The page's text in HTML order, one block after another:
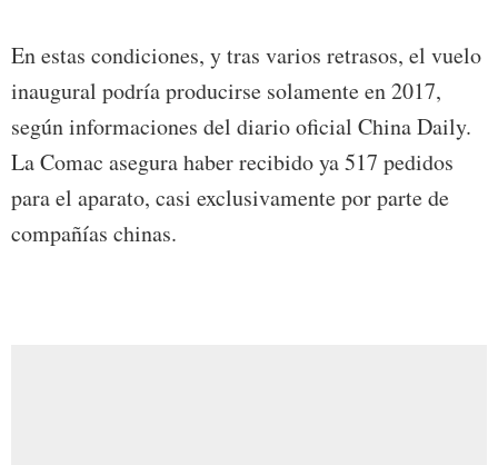
En estas condiciones, y tras varios retrasos, el vuelo
inaugural podría producirse solamente en 2017,
según informaciones del diario oficial China Daily.
La Comac asegura haber recibido ya 517 pedidos
para el aparato, casi exclusivamente por parte de
compañías chinas.